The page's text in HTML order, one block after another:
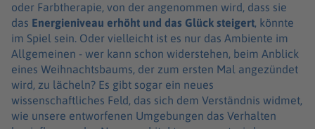
oder Farbtherapie, von der angenommen wird, dass sie
das Energieniveau erhöht und das Glück steigert, könnte
im Spiel sein. Oder vielleicht ist es nur das Ambiente im
Allgemeinen - wer kann schon widerstehen, beim Anblick
eines Weihnachtsbaums, der zum ersten Mal angezündet
wird, zu lächeln? Es gibt sogar ein neues
wissenschaftliches Feld, das sich dem Verständnis widmet,
wie unsere entworfenen Umgebungen das Verhalten